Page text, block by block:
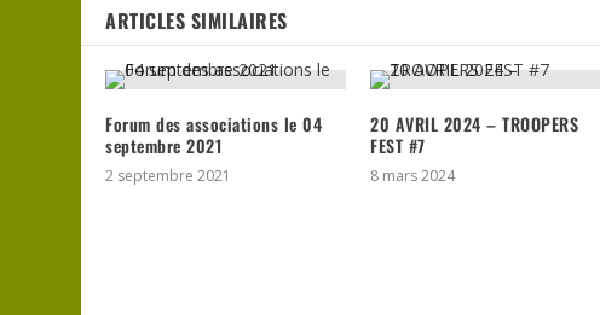
ARTICLES SIMILAIRES
Forum des associations le 04
septembre 2021
2 septembre 2021
20 AVRIL 2024 – TROOPERS
FEST #7
8 mars 2024